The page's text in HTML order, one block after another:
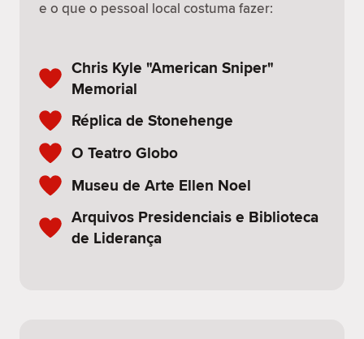
e o que o pessoal local costuma fazer:
Chris Kyle "American Sniper"
Memorial
Réplica de Stonehenge
O Teatro Globo
Museu de Arte Ellen Noel
Arquivos Presidenciais e Biblioteca
de Liderança